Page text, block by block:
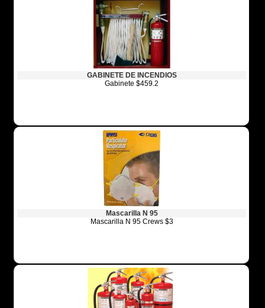
GABINETE DE INCENDIOS
Gabinete $459.2
Mascarilla N 95
Mascarilla N 95 Crews $3